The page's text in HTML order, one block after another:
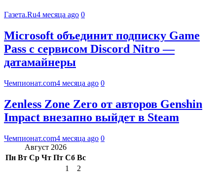
Газета.Ru4 месяца ago 0
Microsoft объединит подписку Game
Pass с сервисом Discord Nitro —
датамайнеры
Чемпионат.com4 месяца ago 0
Zenless Zone Zero от авторов Genshin
Impact внезапно выйдет в Steam
Чемпионат.com4 месяца ago 0
Август 2026
Пн Вт Ср Чт Пт Сб Вс
1
2